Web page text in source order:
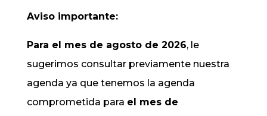
Aviso importante:
Para el mes de agosto de 2026, le
sugerimos consultar previamente nuestra
agenda ya que tenemos la agenda
comprometida para el mes de